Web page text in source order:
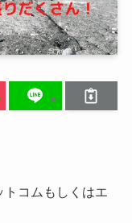
コムもしくはエ